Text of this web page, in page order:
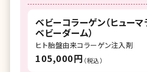
ベビーコラーゲン（ヒュー
ベビーダーム）
ヒト胎盤由来コラーゲン注入剤
105,000円 （税込）